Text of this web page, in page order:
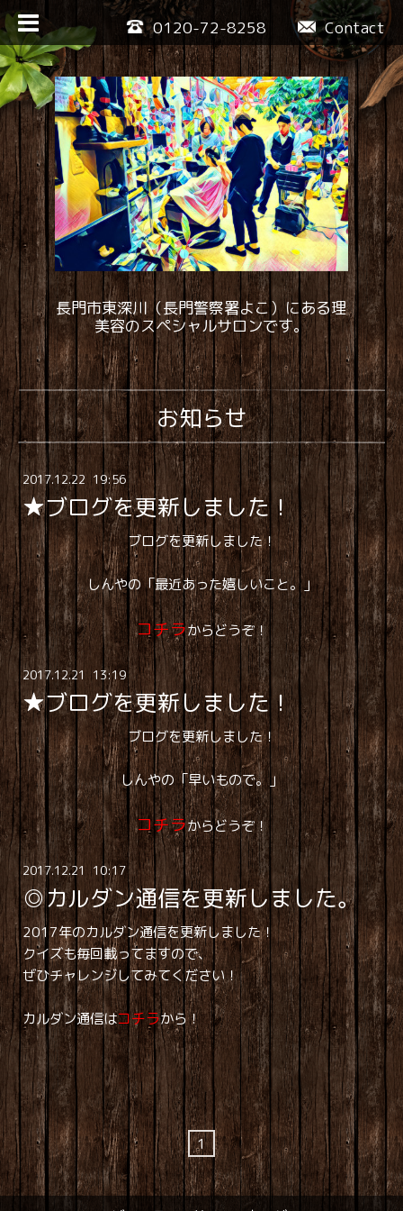
Contact
0120-72-8258
長門市東深川（長門警察署よこ）にある理
美容のスペシャルサロンです。
お知らせ
2017.12.22 19:56
★ブログを更新しました！
ブログを更新しました！
しんやの「最近あった嬉しいこと。」
コチラからどうぞ！
2017.12.21 13:19
★ブログを更新しました！
ブログを更新しました！
しんやの「早いもので。」
コチラからどうぞ！
2017.12.21 10:17
◎カルダン通信を更新しました。
2017年のカルダン通信を更新しました！
クイズも毎回載ってますので、
ぜひチャレンジしてみてください！
カルダン通信はコチラから！
1